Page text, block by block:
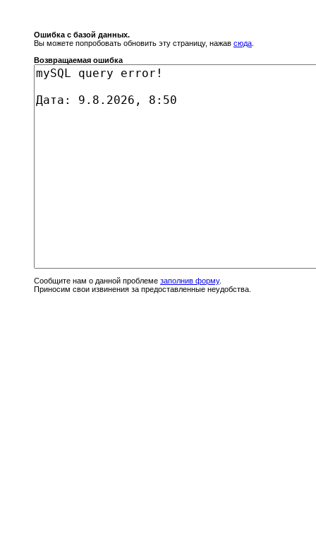
Ошибка с базой данных.
Вы можете попробовать обновить эту страницу, нажав сюда
Возвращаемая ошибка
Сообщите нам о данной проблеме заполнив форму.
Приносим свои извинения за предоставленные неудобства.